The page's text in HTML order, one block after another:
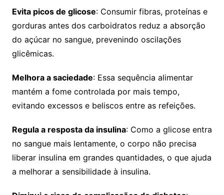
Evita picos de glicose: Consumir fibras, proteínas e
gorduras antes dos carboidratos reduz a absorção
do açúcar no sangue, prevenindo oscilações
glicêmicas.
Melhora a saciedade: Essa sequência alimentar
mantém a fome controlada por mais tempo,
evitando excessos e beliscos entre as refeições.
Regula a resposta da insulina: Como a glicose entra
no sangue mais lentamente, o corpo não precisa
liberar insulina em grandes quantidades, o que ajuda
a melhorar a sensibilidade à insulina.